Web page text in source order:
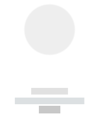
------------
----------- -----------